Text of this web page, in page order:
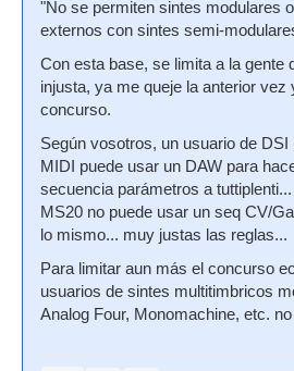
"No se permiten sintes modulares
externos con sintes semi-
Con esta base, se limita a la gente
injusta, ya me queje la anterior vez
concurso.
Según vosotros, un usuario de DSI
MIDI puede usar un DAW para
secuencia parámetros a
MS20 no puede usar un seq CV/
lo mismo... muy justas las reglas...
Para limitar aun más el concurso
usuarios de sintes multitimbricos
Analog Four, Monomachine, etc.